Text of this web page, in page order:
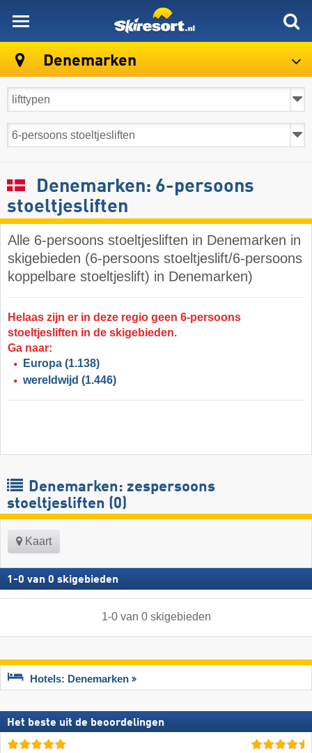
Denemarken
Denemarken: 6-persoons
stoeltjesliften
Alle 6-persoons stoeltjesliften in Denemarken in
skigebieden (6-persoons stoeltjeslift/6-persoons
koppelbare stoeltjeslift) in Denemarken)
Helaas zijn er in deze regio geen 6-persoons
stoeltjesliften in de skigebieden.
Ga naar:
Europa (1.138)
wereldwijd (1.446)
Denemarken: zespersoons
stoeltjesliften (0)
Kaart
1 -0 van 0 skigebieden
1-0van 0 skigebieden
Hotels: Denemarken
Het beste uit de beoordelingen